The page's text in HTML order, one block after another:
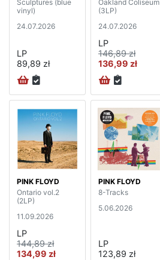
Sculptures (blue
vinyl)
24.07.2026
LP
89,89 zł
Oakland Coliseum
(3LP)
24.07.2026
LP
146,89 zł
136,99 zł
PINK FLOYD
Ontario vol.2
(2LP)
11.09.2026
LP
144,89 zł
134,99 zł
PINK FLOYD
8-Tracks
5.06.2026
LP
123,89 zł